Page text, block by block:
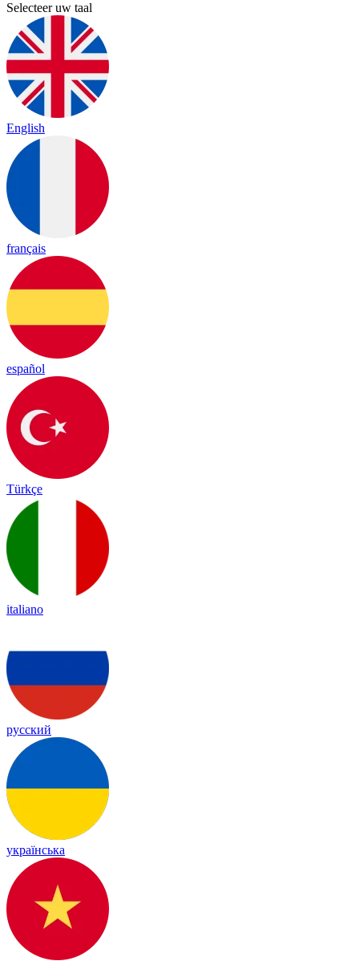
Selecteer uw taal
English
français
español
Türkçe
italiano
русский
українська